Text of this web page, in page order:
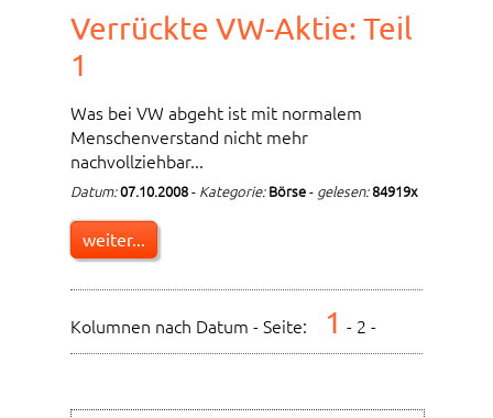
Verrückte VW-Aktie: Teil
1
Was bei VW abgeht ist mit normalem
Menschenverstand nicht mehr
nachvollziehbar...
Datum:07.10.2008- Kategorie: Börse- gelesen: 84919x
weiter...
Kolumnen nach Datum - Seite: 1 - 2 -